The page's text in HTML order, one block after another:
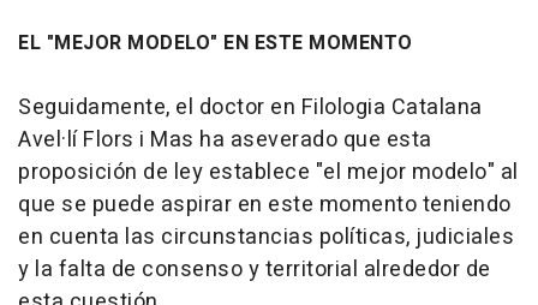
EL "MEJOR MODELO" EN ESTE MOMENTO
Seguidamente, el doctor en Filologia Catalana
Avel·lí Flors i Mas ha aseverado que esta
proposición de ley establece "el mejor modelo" al
que se puede aspirar en este momento teniendo
en cuenta las circunstancias políticas, judiciales
y la falta de consenso y territorial alrededor de